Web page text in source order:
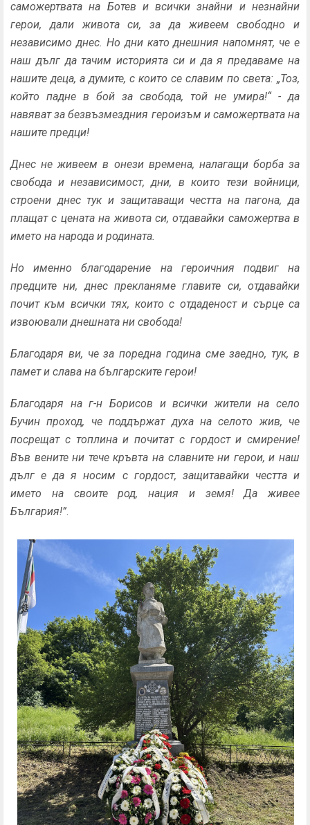
саможертвата на Ботев и всички знайни и незнайни
герои, дали живота си, за да живеем свободно и
независимо днес. Но дни като днешния напомнят, че е
наш дълг да тачим историята си и да я предаваме на
нашите деца, а думите, с които се славим по света: „Тоз,
който падне в бой за свобода, той не умира!“ - да
навяват за безвъзмездния героизъм и саможертвата на
нашите предци!
Днес не живеем в онези времена, налагащи борба за
свобода и независимост, дни, в които тези войници,
строени днес тук и защитаващи честта на пагона, да
плащат с цената на живота си, отдавайки саможертва в
името на народа и родината.
Но именно благодарение на героичния подвиг на
предците ни, днес прекланяме главите си, отдавайки
почит към всички тях, които с отдаденост и сърце са
извоювали днешната ни свобода!
Благодаря ви, че за поредна година сме заедно, тук, в
памет и слава на българските герои!
Благодаря на г-н Борисов и всички жители на село
Бучин проход, че поддържат духа на селото жив, че
посрещат с топлина и почитат с гордост и смирение!
Във вените ни тече кръвта на славните ни герои, и наш
дълг е да я носим с гордост, защитавайки честта и
името на своите род, нация и земя! Да живее
България!”.